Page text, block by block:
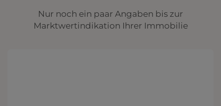
Nur noch ein paar Angaben bis zur
Marktwertindikation Ihrer Immobilie